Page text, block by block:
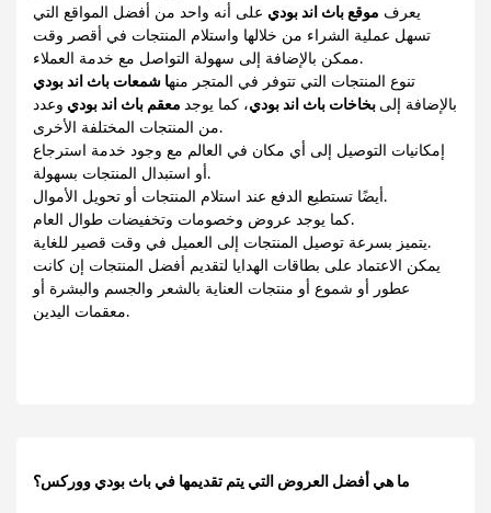
يعرف موقع باث اند بودي على أنه واحد من أفضل المواقع التي
تسهل عملية الشراء من خلالها واستلام المنتجات في أقصر وقت
ممكن بالإضافة إلى سهولة التواصل مع خدمة العملاء.
تنوع المنتجات التي تتوفر في المتجر منها شمعات باث اند بودي
بالإضافة إلى بخاخات باث اند بودي، كما يوجد معقم باث اند بودي وعدد
من المنتجات المختلفة الأخرى.
إمكانيات التوصيل إلى أي مكان في العالم مع وجود خدمة استرجاع
أو استبدال المنتجات بسهولة.
أيضًا تستطيع الدفع عند استلام المنتجات أو تحويل الأموال.
كما يوجد عروض وخصومات وتخفيضات طوال العام.
يتميز بسرعة توصيل المنتجات إلى العميل في وقت قصير للغاية.
يمكن الاعتماد على بطاقات الهدايا لتقديم أفضل المنتجات إن كانت
عطور أو شموع أو منتجات العناية بالشعر والجسم والبشرة أو
معقمات اليدين.
ما هي أفضل العروض التي يتم تقديمها في باث بودي ووركس؟